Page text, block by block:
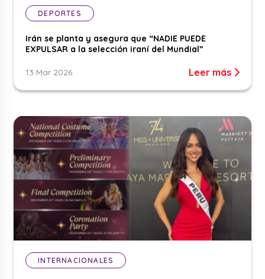
DEPORTES
Irán se planta y asegura que “NADIE PUEDE
EXPULSAR a la selección iraní del Mundial”
13 Mar 2026 Leer más
INTERNACIONALES